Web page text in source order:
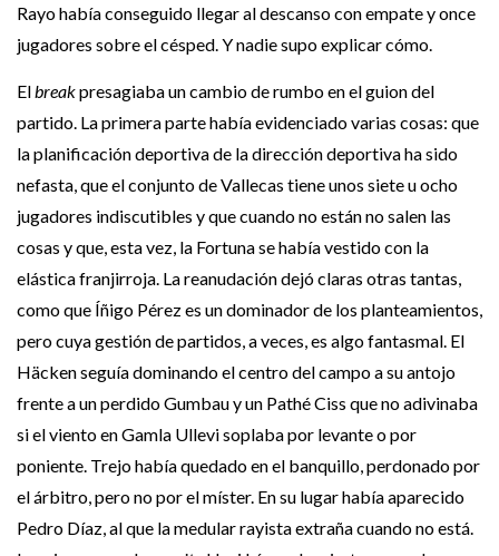
Rayo había conseguido llegar al descanso con empate y once
jugadores sobre el césped. Y nadie supo explicar cómo.
Elbreakpresagiaba un cambio de rumbo en el guion del
partido. La primera parte había evidenciado varias cosas: que
la planificación deportiva de la dirección deportiva ha sido
nefasta, que el conjunto de Vallecas tiene unos siete u ocho
jugadores indiscutibles y que cuando no están no salen las
cosas y que, esta vez, la Fortuna se había vestido con la
elástica franjirroja. La reanudación dejó claras otras tantas,
como que Íñigo Pérez es un dominador de los planteamientos,
pero cuya gestión de partidos, a veces, es algo fantasmal. El
Häcken seguía dominando el centro del campo a su antojo
frente a un perdido Gumbau y un Pathé Ciss que no adivinaba
si el viento en Gamla Ullevi soplaba por levante o por
poniente. Trejo había quedado en el banquillo, perdonado por
el árbitro, pero no por el míster. En su lugar había aparecido
Pedro Díaz, al que la medular rayista extraña cuando no está.